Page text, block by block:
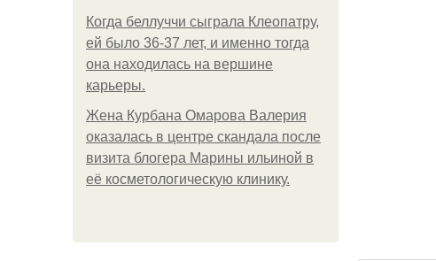
Когда беллуччи сыграла Клеопатру,
ей было 36-37 лет, и именно тогда
она находилась на вершине
карьеры.
Жена Курбана Омарова Валерия
оказалась в центре скандала после
визита блогера Марины ильиной в
её косметологическую клинику.